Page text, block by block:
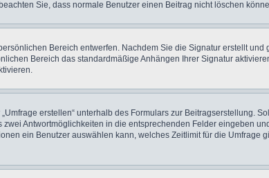
Sie, dass normale Benutzer einen Beitrag nicht löschen
Bereich entwerfen. Nachdem Sie die Signatur erstellt
Bereich das standardmäßige Anhängen Ihrer Signatur
erstellen“ unterhalb des Formulars zur Beitragserstellung.
Antwortmöglichkeiten in die entsprechenden Felder eingeben
ein Benutzer auswählen kann, welches Zeitlimit für die Umfrage